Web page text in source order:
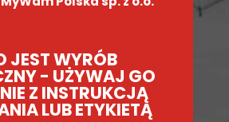
JEST WYRÓB
- UŻYWAJ GO
Z INSTRUKCJĄ
LUB ETYKIETĄ